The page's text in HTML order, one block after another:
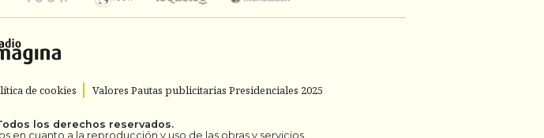
de cookies Valores Pautas publicitarias Presidenciales 2025
los derechos reservados.
en cuanto a la reproducción y uso de las obras y servicios